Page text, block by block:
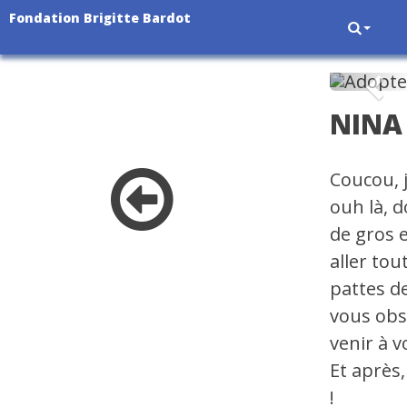
Fondation Brigitte Bardot
NINA
Coucou,
ouh là,
de gros
aller
pattes
vous
venir à
Et
!